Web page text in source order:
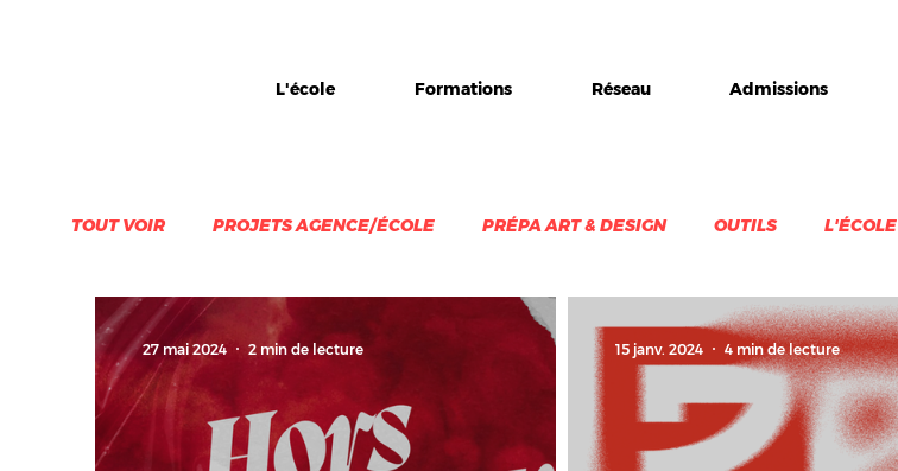
L'école Formations Réseau Admissions
TOUT VOIR PROJETS AGENCE/ÉCOLE PRÉPA ART & DESIGN OUTILS L'ÉCOLE
EXPO DESIGN & CREATIVITE
27 mai 2024 2 min de lecture 15 janv. 2024 4 min de lecture